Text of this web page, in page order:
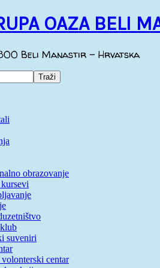
OAZA BELI
Beli Manastir - Hrvatska
obrazovanje
suveniri
centar